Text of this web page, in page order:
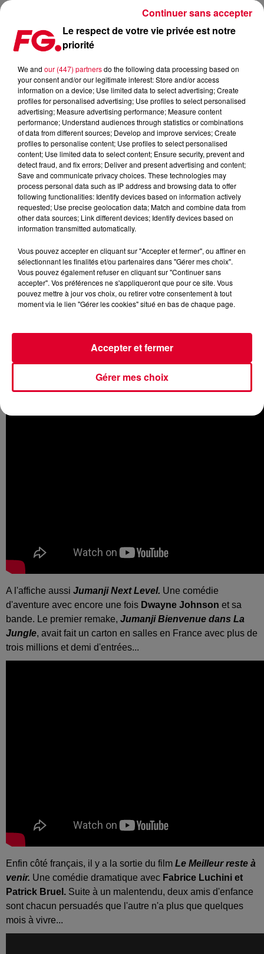
SORTIES CINÉMA : MERCREDI 4 DÉCEMBRE 2019
Publié : 4 décembre 2019 à 6h44 par Antony Harari
Notre coup de coeur ciné de la semaine, c'estBrooklyn
York des années 50 est signéEdward Norton. Ce dernier
campe un détective privé souffrant du syndrome de Gilles de
la Tourette, qui doit enquêter sur le meurtre de son mentor et
unique ami Frank Minna incarné par Bruce Willis...
A l'affiche aussi Jumanji Next Level. Une comédie
d'aventure avec encore une fois Dwayne Johnson et sa
bande. Le premier remake, Jumanji Bienvenue dans La
Jungle, avait fait un carton en salles en France avec plus de
trois millions et demi d'entrées...
Enfin côté français, il y a la sortie du film Le Meilleur reste à
venir. Une comédie dramatique avec Fabrice Luchini et
Patrick Bruel. Suite à un malentendu, deux amis d'enfance
sont chacun persuadés que l'autre n'a plus que quelques
mois à vivre...
Le respect de votre vie privée est notre
priorité
We and our (447) partnersdo the following data processing based on
your consent and/or our legitimate interest: Store and/or access
information on a device; Use limited data to select advertising; Create
profiles for personalised advertising; Use profiles to select personalised
advertising; Measure advertising performance; Measure content
performance; Understand audiences through statistics or combinations
of data from different sources; Develop and improve services; Create
profiles to personalise content; Use profiles to select personalised
content; Use limited data to select content; Ensure security, prevent and
detect fraud, and fix errors; Deliver and present advertising and content;
Save and communicate privacy choices. These technologies may
process personal data such as IP address and browsing data to offer
following functionalities: Identify devices based on information actively
requested; Use precise geolocation data; Match and combine data from
other data sources; Link different devices; Identify devices based on
information transmitted automatically.
Vous pouvez accepter en cliquant sur "Accepter et fermer", ou affiner en
sélectionnant les finalités et/ou partenaires dans "Gérer mes choix".
Vous pouvez également refuser en cliquant sur "Continuer sans
accepter". Vos préférences ne s'appliqueront que pour ce site. Vous
pouvez mettre à jour vos choix, ou retirer votre consentement à tout
moment via le lien "Gérer les cookies" situé en bas de chaque page.
Gérer mes choix
Accepter et fermer
Continuer sans accepter